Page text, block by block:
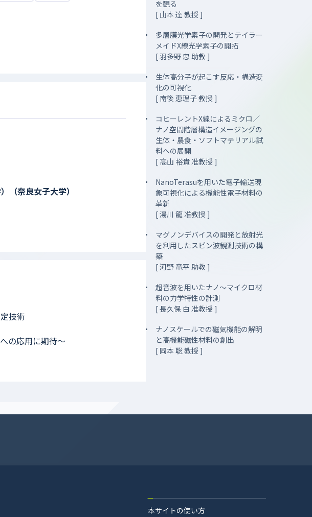
（奈良女子大学）
技術
の応用に期待～
を観る
[ 山本 達 教授 ]
多層膜光学素子の開発とテイラー
メイドX線光学素子の開拓
[ 羽多野 忠 助教 ]
生体高分子が起こす反応・構造変
化の可視化
[ 南後 恵理子 教授 ]
コヒーレントX線によるミクロ／
ナノ空間階層構造イメージングの
生体・農食・ソフトマテリアル試
料への展開
[ 高山 裕貴 准教授 ]
NanoTerasuを用いた電子輸送現
象可視化による機能性電子材料の
革新
[ 湯川 龍 准教授 ]
マグノンデバイスの開発と放射光
を利用したスピン波観測技術の構
築
[ 河野 竜平 助教 ]
超音波を用いたナノ～マイクロ材
料の力学特性の計測
[ 長久保 白 准教授 ]
ナノスケールでの磁気機能の解明
と高機能磁性材料の創出
[ 岡本 聡 教授 ]
本サイトの使い方